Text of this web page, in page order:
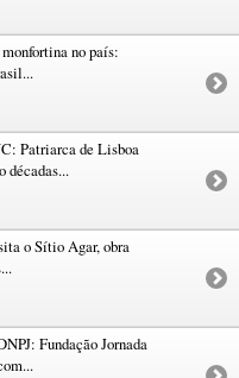
no país:
Patriarca de Lisboa
décadas...
o Sítio Agar, obra
Fundação Jornada